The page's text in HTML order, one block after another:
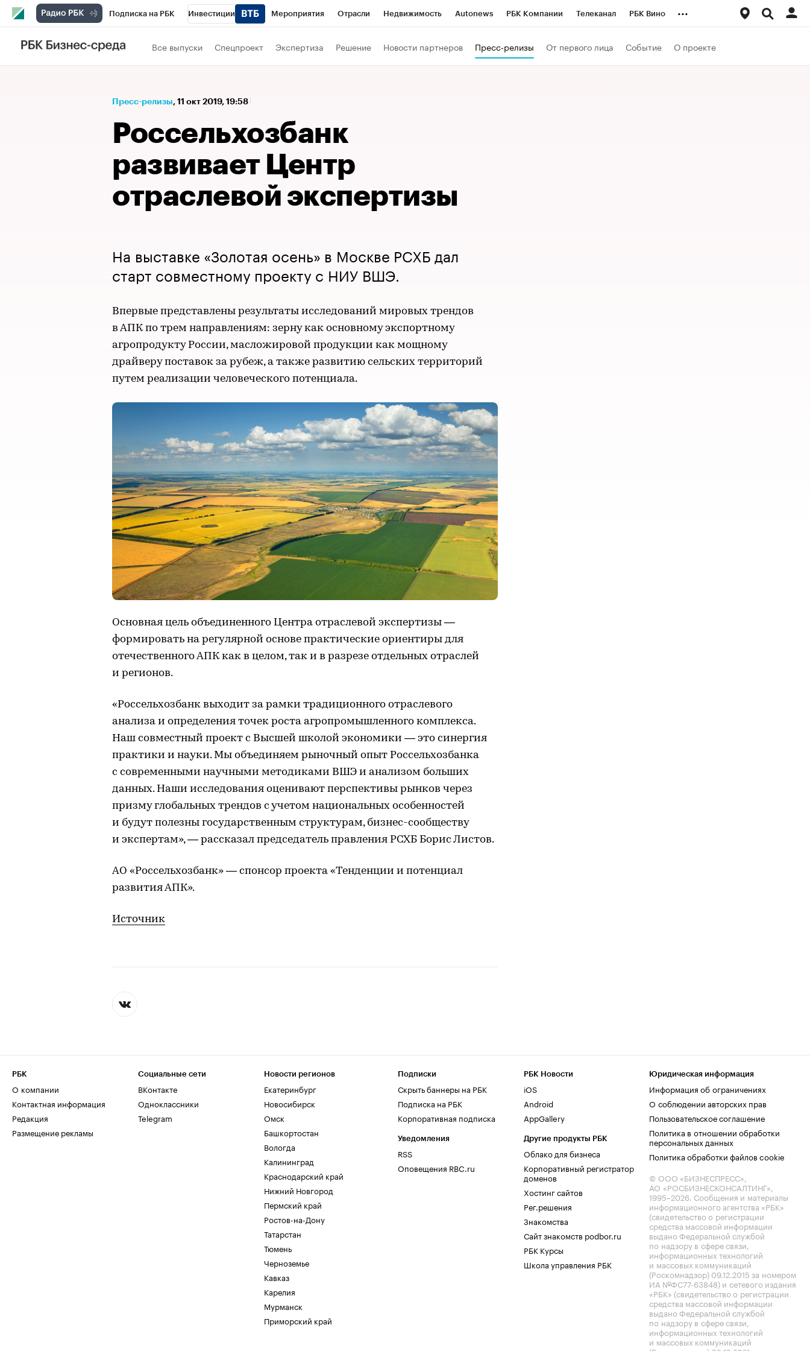
Подписка на РБК Инвестиции Мероприятия Отрасли Недвижимость Autonews РБК Компании Телеканал РБК Вино
Спорт
Технологии и медиа Рынок наличной валюты
...
Все выпуски Спецпроект Экспертиза Решение Новости партнеров Пресс-релизы От первого лица Событие О проекте
Пресс-релизы⁠, 11 окт 2019, 19:58
Россельхозбанк
развивает Центр
отраслевой экспертизы
На выставке «Золотая осень» в Москве РСХБ дал
старт совместному проекту с НИУ ВШЭ.
Впервые представлены результаты исследований мировых трендов
в АПК по трем направлениям: зерну как основному экспортному
агропродукту России, масложировой продукции как мощному
драйверу поставок за рубеж, а также развитию сельских территорий
путем реализации человеческого потенциала.
Основная цель объединенного Центра отраслевой экспертизы —
формировать на регулярной основе практические ориентиры для
отечественного АПК как в целом, так и в разрезе отдельных отраслей
и регионов.
«Россельхозбанк выходит за рамки традиционного отраслевого
анализа и определения точек роста агропромышленного комплекса.
Наш совместный проект с Высшей школой экономики — это синергия
практики и науки. Мы объединяем рыночный опыт Россельхозбанка
с современными научными методиками ВШЭ и анализом больших
данных. Наши исследования оценивают перспективы рынков через
призму глобальных трендов с учетом национальных особенностей
и будут полезны государственным структурам, бизнес-сообществу
и экспертам», — рассказал председатель правления РСХБ Борис Листов.
АО «Россельхозбанк» — спонсор проекта «Тенденции и потенциал
развития АПК».
Источник
РБК
О компании
Контактная информация
Редакция
Размещение рекламы
Социальные сети
ВКонтакте
Одноклассники
Telegram
Новости регионов
Екатеринбург
Новосибирск
Омск
Башкортостан
Вологда
Калининград
Краснодарский край
Нижний Новгород
Пермский край
Ростов-на-Дону
Татарстан
Тюмень
Черноземье
Кавказ
Карелия
Мурманск
Приморский край
Подписки
Скрыть баннеры на РБК
Подписка на РБК
Корпоративная подписка
Уведомления
RSS
Оповещения RBC.ru
РБК Новости
iOS
Android
AppGallery
Другие продукты РБК
Облако для бизнеса
Корпоративный регистратор
доменов
Хостинг сайтов
Рег.решения
Знакомства
Сайт знакомств podbor.ru
РБК Курсы
Школа управления РБК
Юридическая информация
Информация об ограничениях
О соблюдении авторских прав
Пользовательское соглашение
Политика в отношении обработки
персональных данных
Политика обработки файлов cookie
© ООО «БИЗНЕСПРЕСС»,
АО «РОСБИЗНЕСКОНСАЛТИНГ»,
1995–2026. Сообщения и материалы
информационного агентства «РБК»
(свидетельство о регистрации
средства массовой информации
выдано Федеральной службой
по надзору в сфере связи,
информационных технологий
и массовых коммуникаций
(Роскомнадзор) 09.12.2015 за номером
ИА №ФС77-63848) и сетевого издания
«РБК» (свидетельство о регистрации
средства массовой информации
выдано Федеральной службой
по надзору в сфере связи,
информационных технологий
и массовых коммуникаций